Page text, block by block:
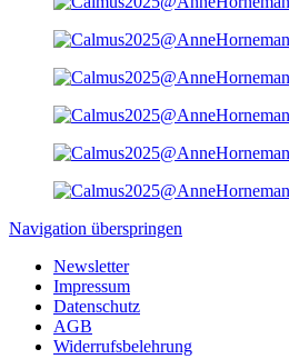
Navigation überspringen
Newsletter
Impressum
Datenschutz
AGB
Widerrufsbelehrung